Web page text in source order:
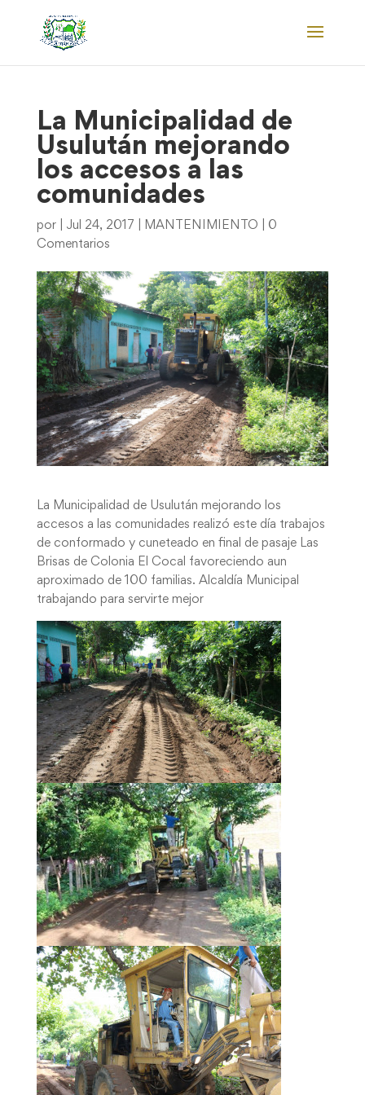
La Municipalidad de
Usulután mejorando
los accesos a las
comunidades
por Jul 24, 2017 MANTENIMIENTO
0
Comentarios
La Municipalidad de Usulután mejorando los
accesos a las comunidades realizó este día trabajos
de conformado y cuneteado en final de pasaje Las
Brisas de Colonia El Cocal favoreciendo aun
aproximado de 100 familias. Alcaldía Municipal
trabajando para servirte mejor